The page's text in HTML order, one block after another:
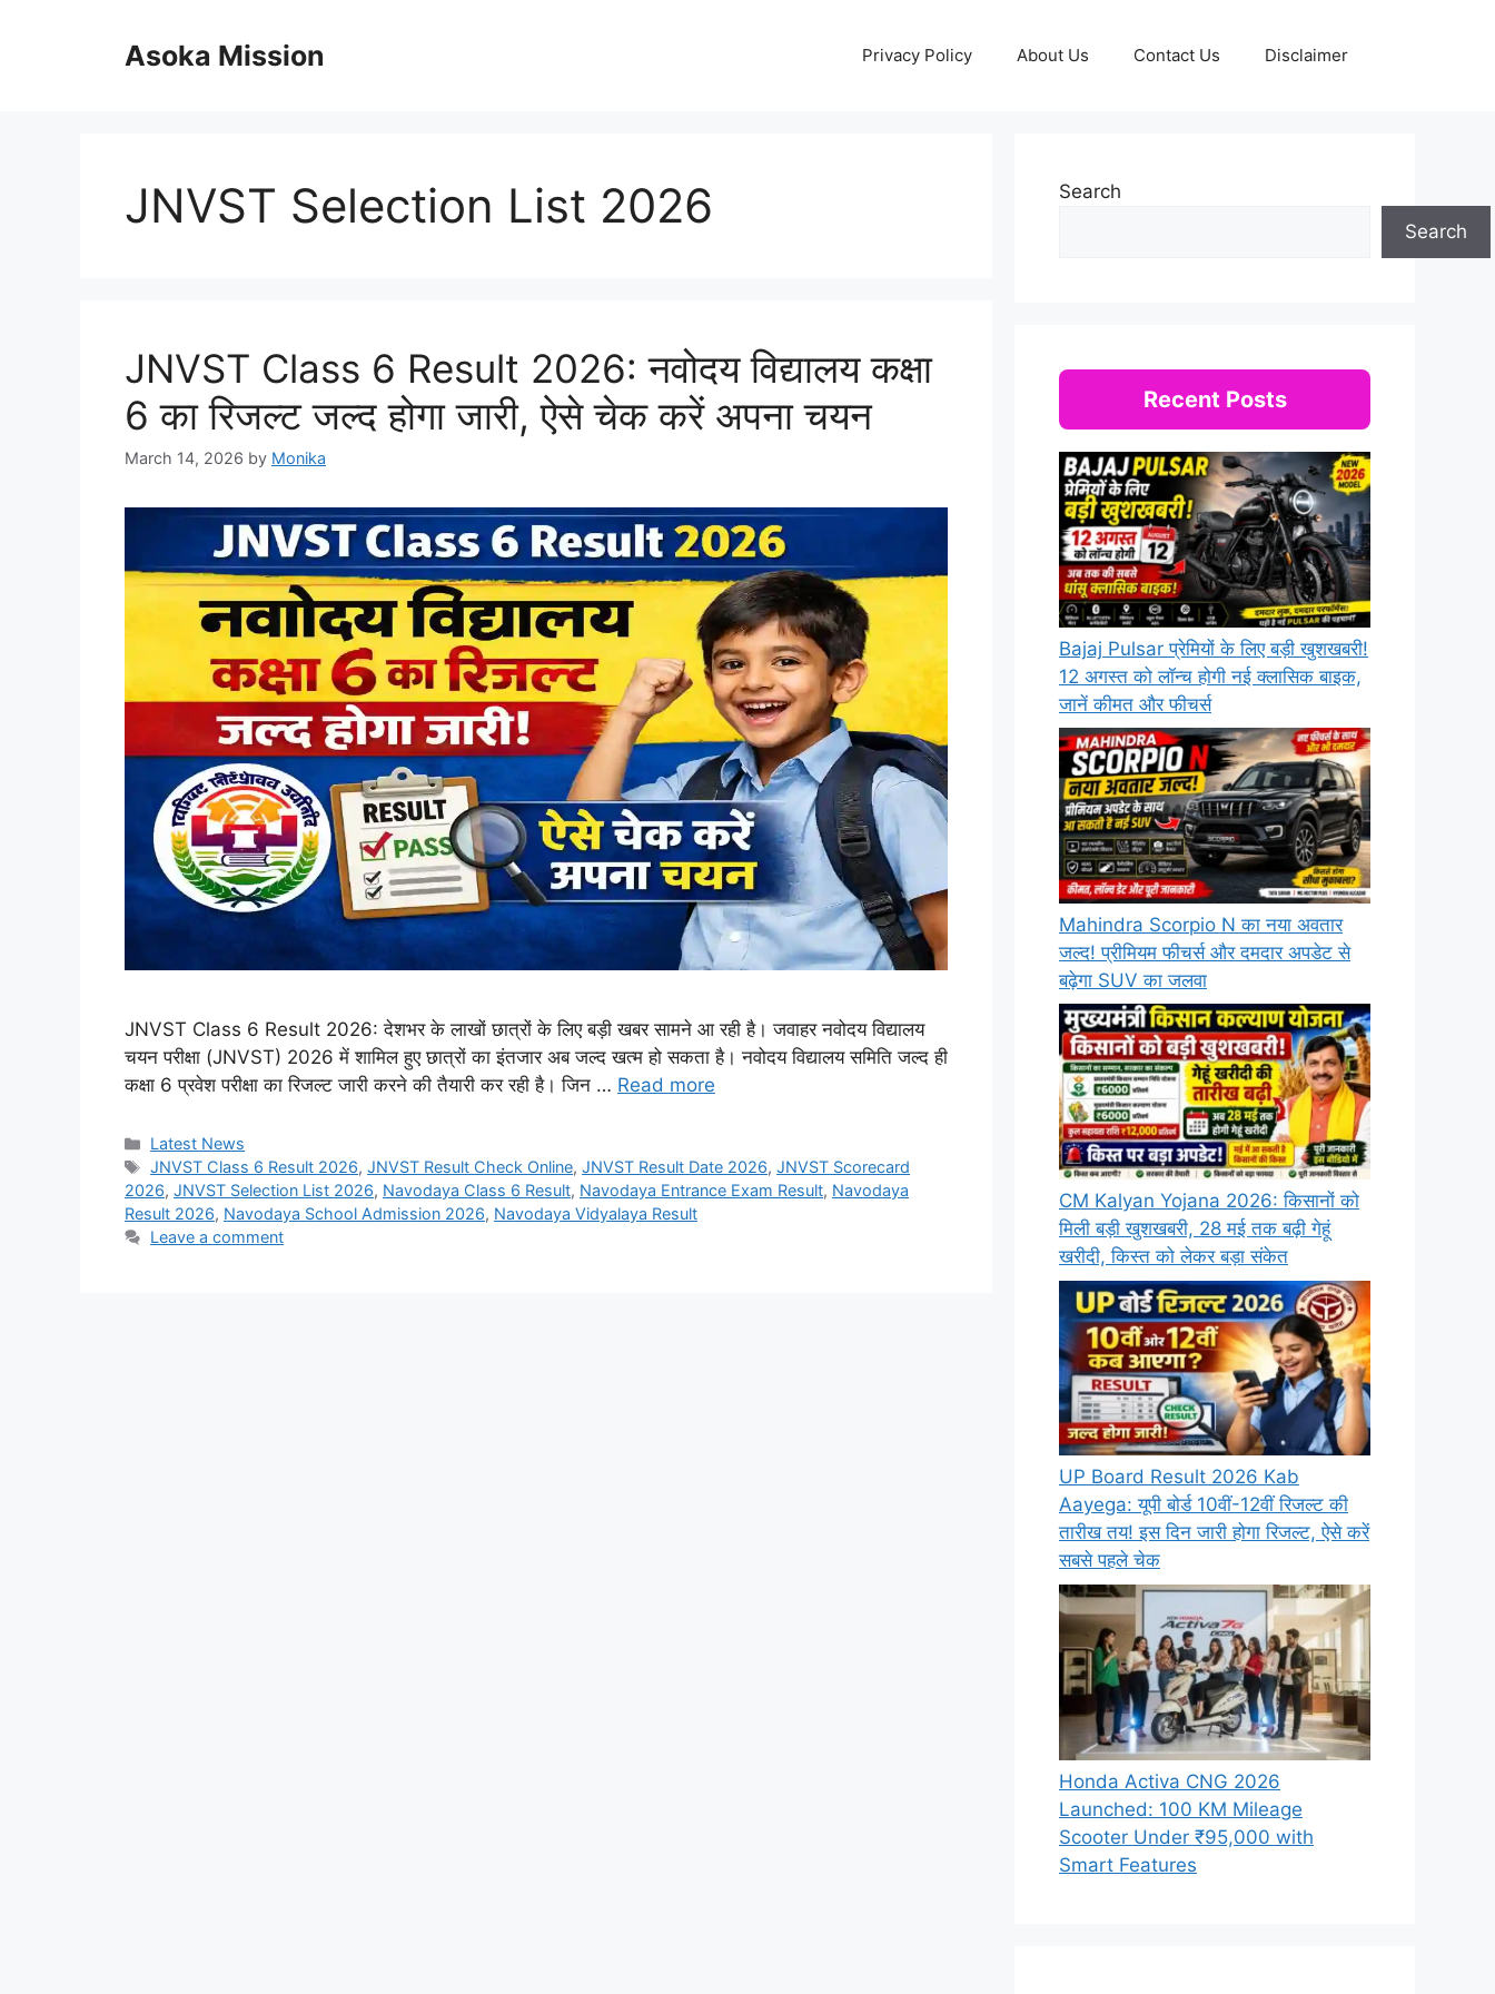
Asoka Mission Privacy Policy About Us Contact Us Disclaimer
JNVST Selection List 2026
JNVST Class 6 Result 2026: नवोदय विद्यालय कक्षा
6 का रिजल्ट जल्द होगा जारी, ऐसे चेक करें अपना चयन
March 14, 2026 by Monika
JNVST Class 6 Result 2026: देशभर के लाखों छात्रों के लिए बड़ी खबर सामने आ रही है। जवाहर नवोदय विद्यालय
चयन परीक्षा (JNVST) 2026 में शामिल हुए छात्रों का इंतजार अब जल्द खत्म हो सकता है। नवोदय विद्यालय समिति जल्द ही
कक्षा 6 प्रवेश परीक्षा का रिजल्ट जारी करने की तैयारी कर रही है। जिन … Read more
Categories
Latest News
Tags
JNVST Class 6 Result 2026,JNVST Result Check Online,JNVST Result Date 2026,JNVST Scorecard
2026, JNVST Selection List 2026, Navodaya Class 6 Result, Navodaya Entrance Exam Result, Navodaya
Result 2026, Navodaya School Admission 2026, Navodaya Vidyalaya Result
Leave a comment
Search
Search
Recent Posts
Bajaj Pulsar प्रेमियों के लिए बड़ी खुशखबरी!
12 अगस्त को लॉन्च होगी नई क्लासिक बाइक,
जानें कीमत और फीचर्स
Mahindra Scorpio N का नया अवतार
जल्द! प्रीमियम फीचर्स और दमदार अपडेट से
बढ़ेगा SUV का जलवा
CM Kalyan Yojana 2026: किसानों को
मिली बड़ी खुशखबरी, 28 मई तक बढ़ी गेहूं
खरीदी, किस्त को लेकर बड़ा संकेत
UP Board Result 2026 Kab
Aayega: यूपी बोर्ड 10वीं-12वीं रिजल्ट की
तारीख तय! इस दिन जारी होगा रिजल्ट, ऐसे करें
सबसे पहले चेक
Honda Activa CNG 2026
Launched: 100 KM Mileage
Scooter Under ₹95,000 with
Smart Features